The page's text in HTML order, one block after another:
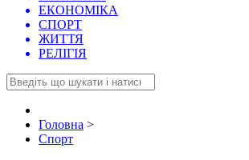
ЕКОНОМІКА
СПОРТ
ЖИТТЯ
РЕЛІГІЯ
Головна >
Спорт